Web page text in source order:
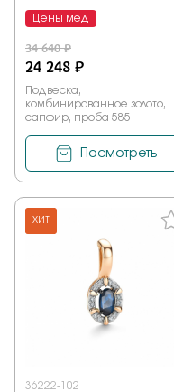
Цены мед
34 640 ₽
24 248 ₽
Подвеска,
комбинированное золото,
сапфир, проба 585
Посмотреть
ХИТ
36222-102